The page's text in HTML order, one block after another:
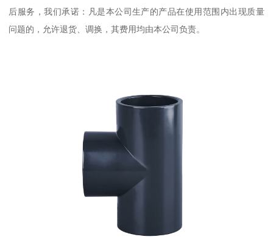
后服务，我们承诺：凡是本公司生产的产品在使用范围内出现质量
问题的，允许退货、调换，其费用均由本公司负责。